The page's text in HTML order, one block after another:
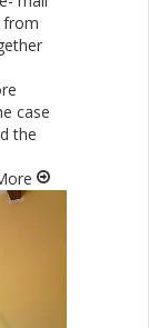
from
case
the